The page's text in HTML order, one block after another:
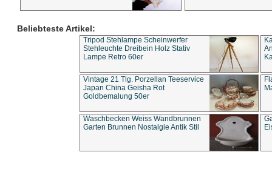
Beliebteste Artikel:
Tripod Stehlampe Scheinwerfer
Stehleuchte Dreibein Holz Stativ
Lampe Retro 60er
Vintage 21 Tlg. Porzellan Teeservice
Japan China Geisha Rot
Goldbemalung 50er
Waschbecken Weiss Wandbrunnen
Garten Brunnen Nostalgie Antik Stil